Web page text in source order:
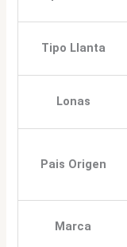
Tipo Llanta
Lonas
Pais Origen
Marca